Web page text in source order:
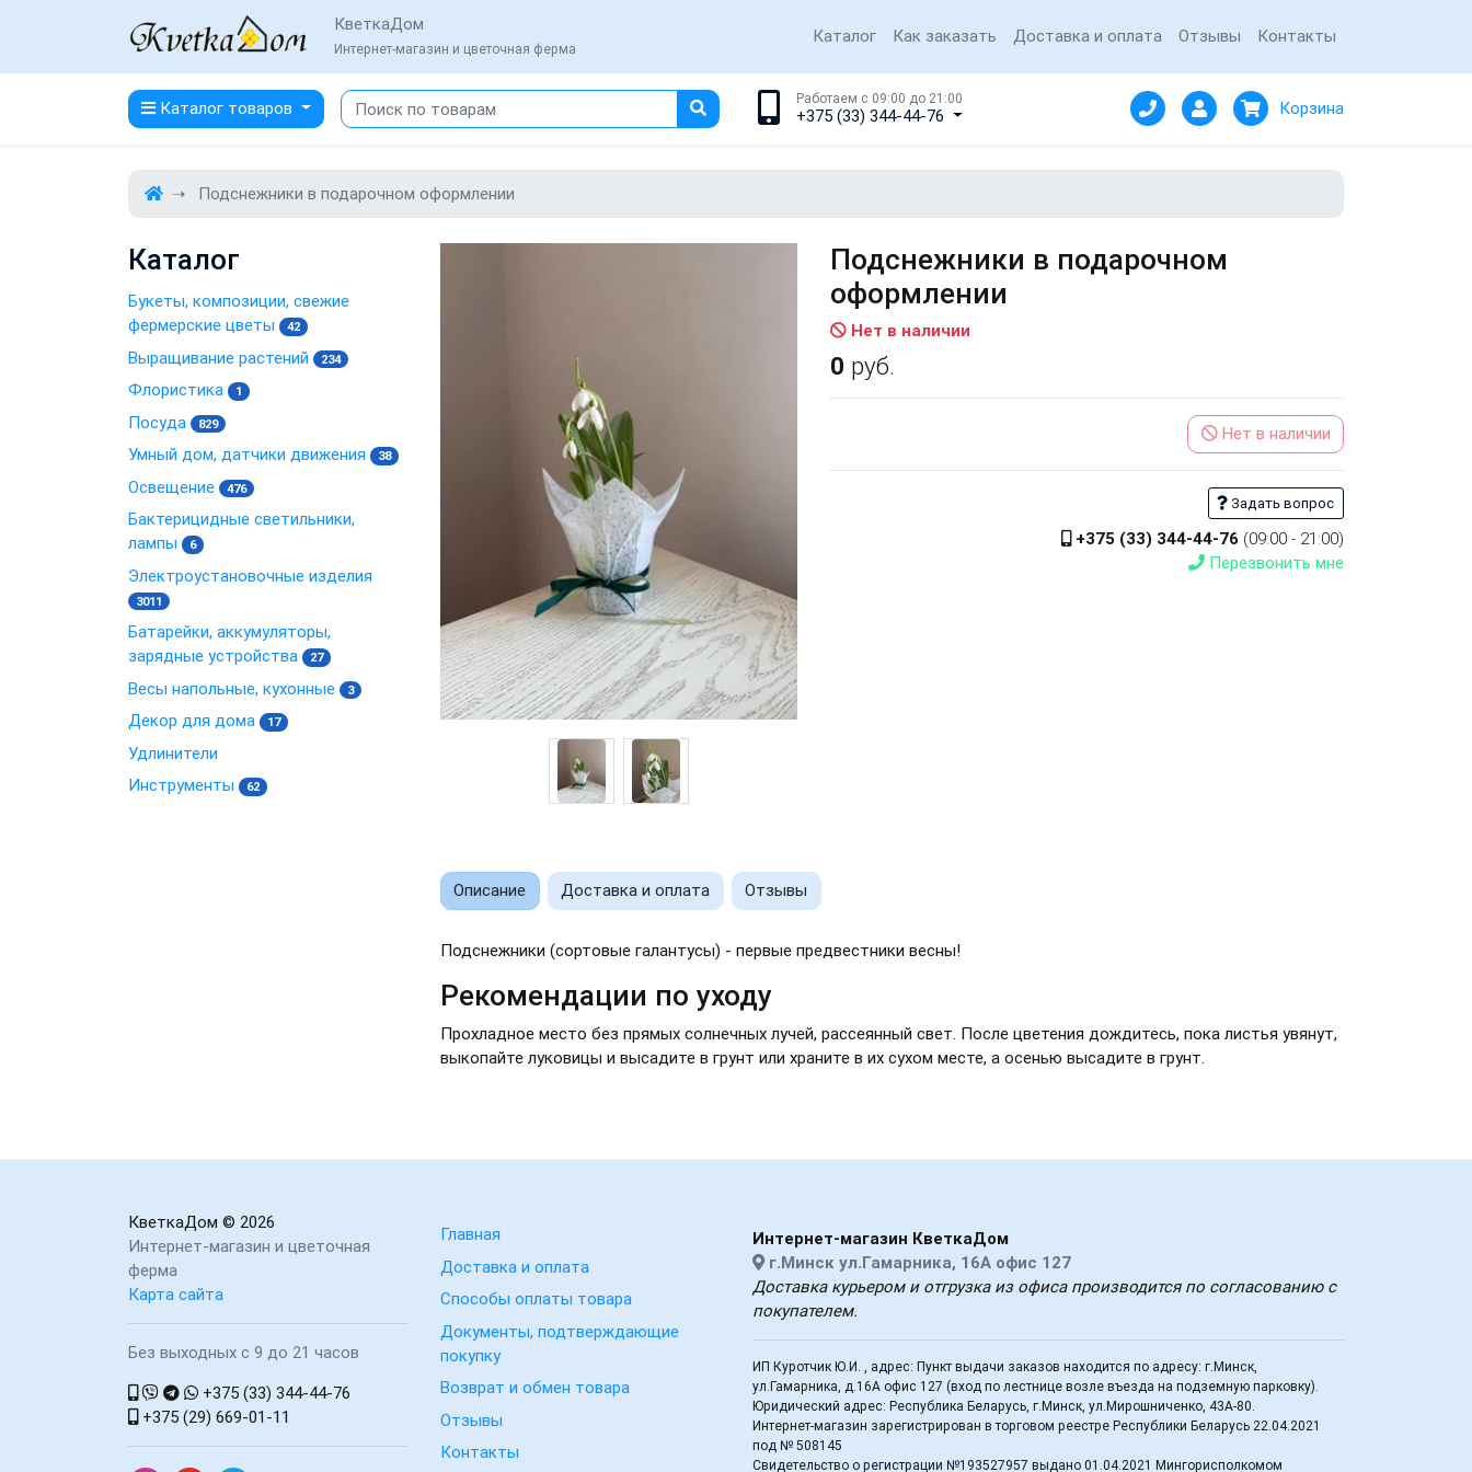
КветкаДом
Интернет-магазин и цветочная ферма
Каталог Как заказать Доставка и оплата Отзывы Контакты
Каталог товаров Работаем с 09:00 до 21:00
+375 (33) 344-44-76 Корзина
Подснежники в подарочном оформлении
Подснежники в подарочном
оформлении
Нет в наличии
0 руб.
Нет в наличии
Задать вопрос
+375 (33) 344-44-76 (09:00 - 21:00)
Перезвонить мне
Описание Доставка и оплата Отзывы
Подснежники (сортовые галантусы) - первые предвестники весны!
Рекомендации по уходу
Прохладное место без прямых солнечных лучей, рассеянный свет. После цветения дождитесь, пока листья увянут,
выкопайте луковицы и высадите в грунт или храните в их сухом месте, а осенью высадите в грунт.
Каталог
Букеты, композиции, свежие
фермерские цветы
42
Выращивание растений 234
Флористика 1
Посуда 829
Умный дом, датчики движения 38
Освещение 476
Бактерицидные светильники,
лампы
6
Электроустановочные изделия
3011
Батарейки, аккумуляторы,
зарядные устройства
27
Весы напольные, кухонные 3
Декор для дома 17
Удлинители
Инструменты
62
КветкаДом © 2026
Интернет-магазин и цветочная
ферма
Карта сайта
Без выходных с 9 до 21 часов
+375 (33) 344-44-76
+375 (29) 669-01-11
Главная
Доставка и оплата
Способы оплаты товара
Документы, подтверждающие
покупку
Возврат и обмен товара
Отзывы
Контакты
Интернет-магазин КветкаДом
г.Минск ул.Гамарника, 16А офис 127
Доставка курьером и отгрузка из офиса производится по согласованию с
покупателем.
ИП Куротчик Ю.И. , адрес: Пункт выдачи заказов находится по адресу: г.Минск,
ул.Гамарника, д.16А офис 127 (вход по лестнице возле въезда на подземную парковку).
Юридический адрес: Республика Беларусь, г.Минск, ул.Мирошниченко, 43А-80.
Интернет-магазин зарегистрирован в торговом реестре Республики Беларусь 22.04.2021
под № 508145
Свидетельство о регистрации №193527957 выдано 01.04.2021 Мингорисполкомом